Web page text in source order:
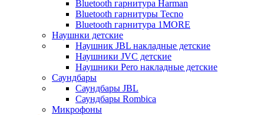
Bluetooth гарнитура Harman
Bluetooth гарнитуры Tecno
Bluetooth гарнитура 1MORE
Наушнки детские
Наушник JBL накладные детские
Наушники JVC детские
Наушники Pero накладные детские
Саундбары
Саундбары JBL
Саундбары Rombica
Микрофоны